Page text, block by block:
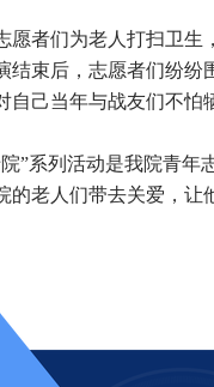
者们为老人打扫卫生
结束后，志愿者们纷
自己当年与战友们不
”系列活动是我院青年
的老人们带去关爱，